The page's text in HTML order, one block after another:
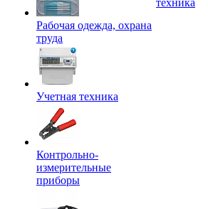
Рабочая одежда, охрана
труда
Учетная техника
Контрольно-
измерительные
приборы
техника